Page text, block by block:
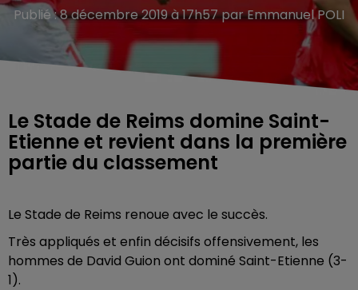
Publié : 8 décembre 2019 à 17h57 par Emmanuel POLI
Le Stade de Reims domine Saint-
Etienne et revient dans la première
partie du classement
Le Stade de Reims renoue avec le succès.
Très appliqués et enfin décisifs offensivement, les
hommes de David Guion ont dominé Saint-Etienne (3-
1).